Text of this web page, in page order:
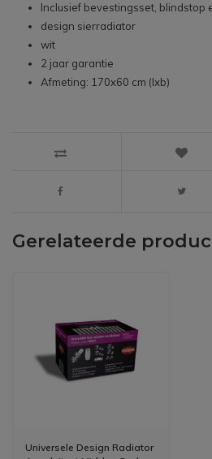
Inclusief bevestingsset, blindstop
design sierradiator
wit
2 jaar garantie
Afmeting: 170x60 cm (lxb)
Gerelateerde
Universele Design Radiator